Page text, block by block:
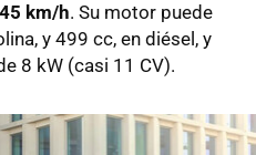
km/h. Su motor puede
y 499 cc, en diésel, y
8 kW (casi 11 CV).